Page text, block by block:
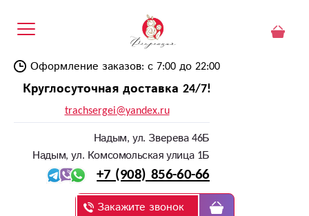
Оформление заказов: с 7:00 до 22:00
Круглосуточная доставка 24/7!
trachsergei@yandex.ru
Надым, ул. Зверева 46Б
Надым, ул. Комсомольская улица 1Б
+7 (908) 856-60-66
Закажите звонок